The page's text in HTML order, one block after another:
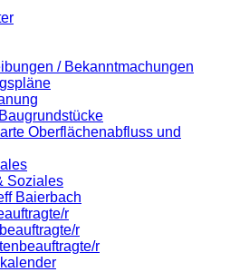
/ Bekanntmachungen
Oberflächenabfluss und
Soziales
Baierbach
r
r
r